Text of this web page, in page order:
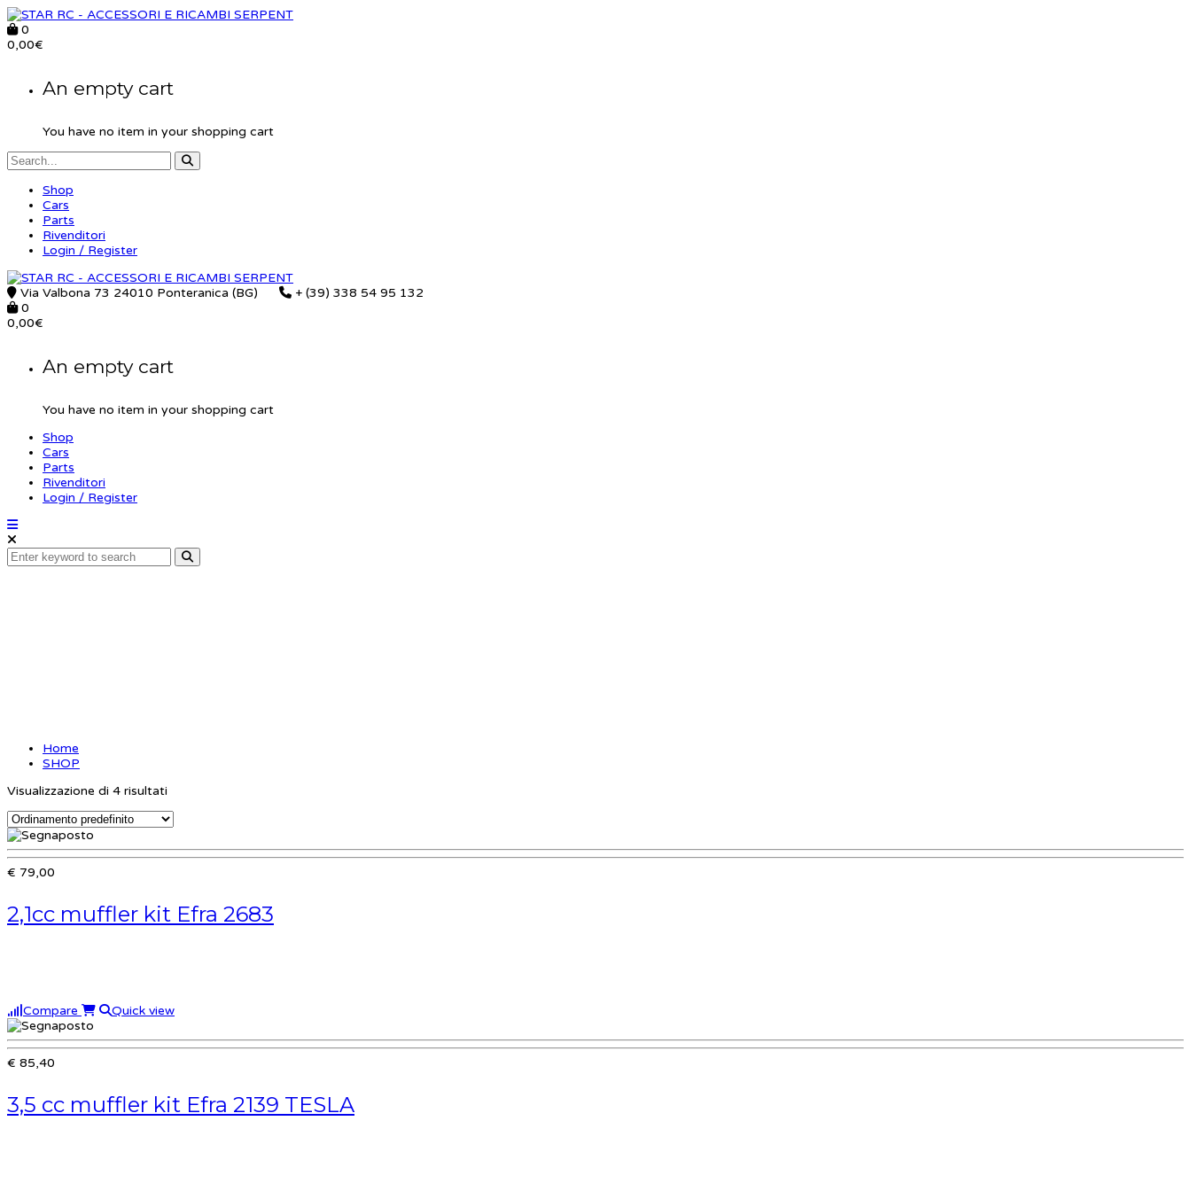
0
0,00€
An empty cart
You have no item in your shopping cart
Shop
Cars
Parts
Rivenditori
Login / Register
Via Valbona 73 24010 Ponteranica (BG)
+ (39) 338 54 95 132
0
0,00€
An empty cart
You have no item in your shopping cart
Shop
Cars
Parts
Rivenditori
Login / Register
Home
SHOP
Visualizzazione di 4 risultati
€ 79,00
2,1cc muffler kit Efra 2683
Compare Quick view
€ 85,40
3,5 cc muffler kit Efra 2139 TESLA